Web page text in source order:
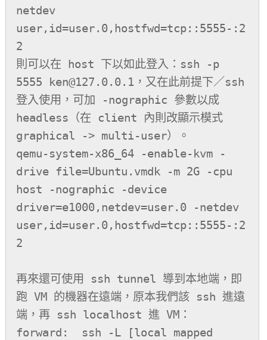
netdev
user,id=user.0,hostfwd=tcp::5555-:2
2
則可以在 host 下以如此登入：ssh -p
5555 ken@127.0.0.1，又在此前提下／ssh
登入使用，可加 -nographic 參數以成
headless（在 client 內則改顯示模式
graphical -> multi-user）。
qemu-system-x86_64 -enable-kvm -
drive file=Ubuntu.vmdk -m 2G -cpu
host -nographic -device
driver=e1000,netdev=user.0 -netdev
user,id=user.0,hostfwd=tcp::5555-:2
2
再來還可使用 ssh tunnel 導到本地端，即
跑 VM 的機器在遠端，原本我們該 ssh 進遠
端，再 ssh localhost 進 VM：
forward:  ssh -L [local mapped